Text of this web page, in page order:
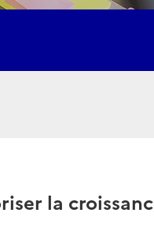
la